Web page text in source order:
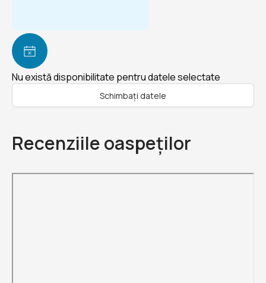
Nu există disponibilitate pentru datele selectate
Schimbați datele
Recenziile oaspeților